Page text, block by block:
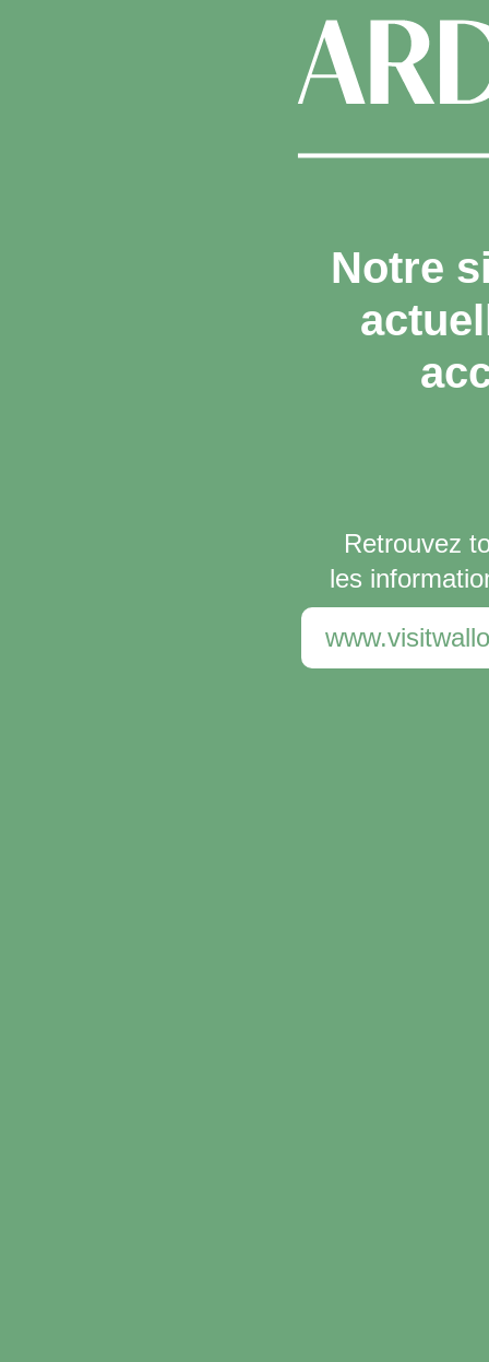
Notre
Retrouvez
les